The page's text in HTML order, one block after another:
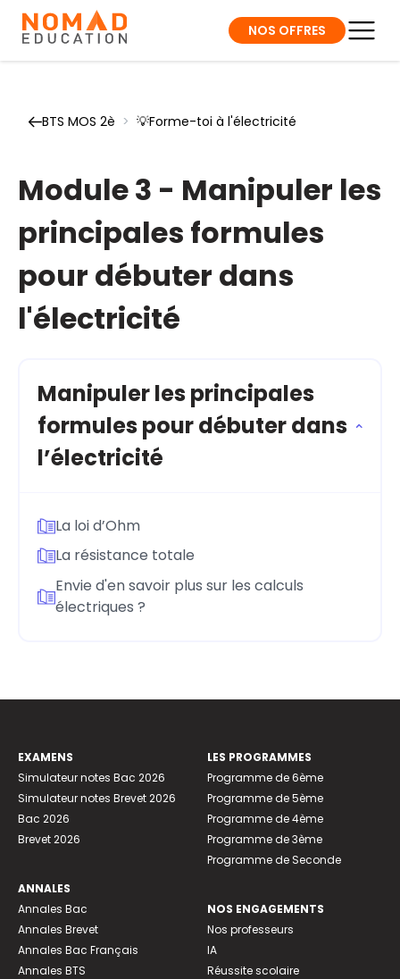
NOS OFFRES
BTS MOS 2è > 💡Forme-toi à l'électricité
Module 3 - Manipuler les
principales formules
pour débuter dans
l'électricité
Manipuler les principales
formules pour débuter dans
l’électricité
La loi d’Ohm
La résistance totale
Envie d'en savoir plus sur les calculs
électriques ?
EXAMENS
Simulateur notes Bac 2026
Simulateur notes Brevet 2026
Bac 2026
Brevet 2026
ANNALES
Annales Bac
Annales Brevet
Annales Bac Français
Annales BTS
LES PROGRAMMES
Programme de 6ème
Programme de 5ème
Programme de 4ème
Programme de 3ème
Programme de Seconde
NOS ENGAGEMENTS
Nos professeurs
IA
Réussite scolaire